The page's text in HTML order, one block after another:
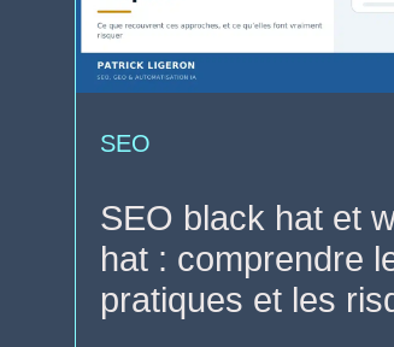
SEO
SEO black hat et
hat : comprendre
pratiques et les